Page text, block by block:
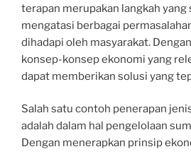
terapan merupakan langkah
mengatasi berbagai
dihadapi oleh masyarakat.
konsep-konsep ekonomi yang
dapat memberikan solusi yang
Salah satu contoh penerapan
adalah dalam hal pengelolaan
Dengan menerapkan prinsip